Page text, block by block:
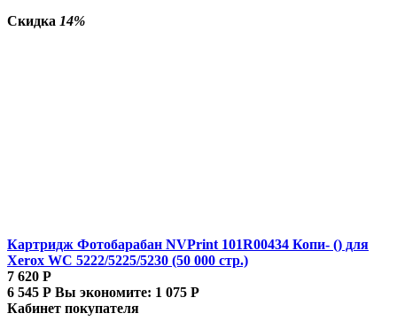
Скидка 14%
Картридж Фотобарабан NVPrint 101R00434 Копи- () для
Xerox WC 5222/5225/5230 (50 000 стр.)
7 620 Р
6 545 Р Вы экономите: 1 075 Р
Кабинет покупателя